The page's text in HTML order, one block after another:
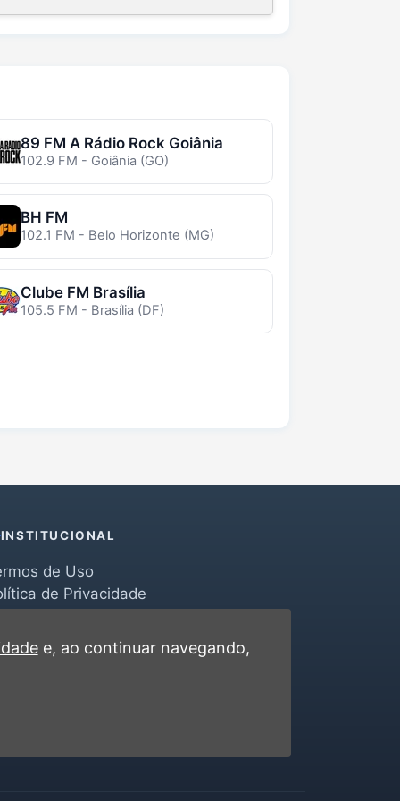
89 FM A Rádio Rock Goiânia
102.9 FM - Goiânia (GO)
BH FM
102.1 FM - Belo Horizonte (MG)
Clube FM Brasília
105.5 FM - Brasília (DF)
INSTITUCIONAL
de Uso
de Privacidade
e, ao continuar navegando,